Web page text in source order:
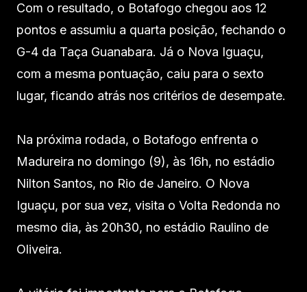
Com o resultado, o Botafogo chegou aos 12
pontos e assumiu a quarta posição, fechando o
G-4 da Taça Guanabara. Já o Nova Iguaçu,
com a mesma pontuação, caiu para o sexto
lugar, ficando atrás nos critérios de desempate.
Na próxima rodada, o Botafogo enfrenta o
Madureira no domingo (9), às 16h, no estádio
Nilton Santos, no Rio de Janeiro. O Nova
Iguaçu, por sua vez, visita o Volta Redonda no
mesmo dia, às 20h30, no estádio Raulino de
Oliveira.